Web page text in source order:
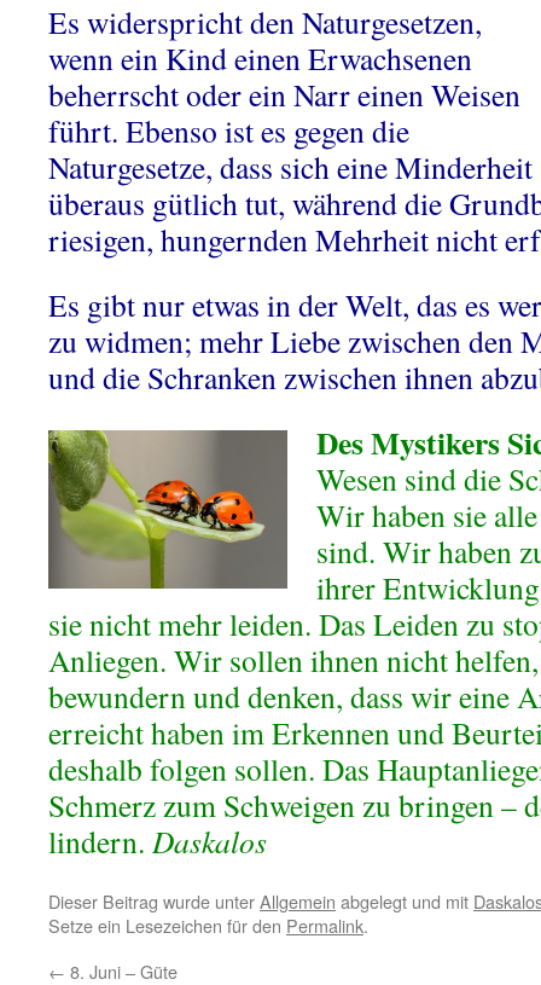
Es widerspricht den Naturgesetzen,
wenn ein Kind einen Erwachsenen
beherrscht oder ein Narr einen Weisen
führt. Ebenso ist es gegen die
Naturgesetze, dass sich eine Minderheit
überaus gütlich tut, während die
riesigen, hungernden Mehrheit nicht
Es gibt nur etwas in der Welt, das es
zu widmen; mehr Liebe zwischen den
und die Schranken zwischen ihnen
Des Mystikers
Wesen sind die
Wir haben sie
sind. Wir haben
ihrer
sie nicht mehr leiden. Das Leiden zu
Anliegen. Wir sollen ihnen nicht
bewundern und denken, dass wir eine
erreicht haben im Erkennen und
deshalb folgen sollen. Das
Schmerz zum Schweigen zu bringen –
lindern.Daskalos
Dieser Beitrag wurde unterAllgemein abgelegt und mit
Setze ein Lesezeichen für den Permalink.
← 8. Juni – Güte